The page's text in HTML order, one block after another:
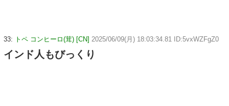
33: トペ コンヒーロ(茸) [CN] 2025/06/09(月) 18:03:34.81 ID:5vxWZFgZ0
インド人もびっくり